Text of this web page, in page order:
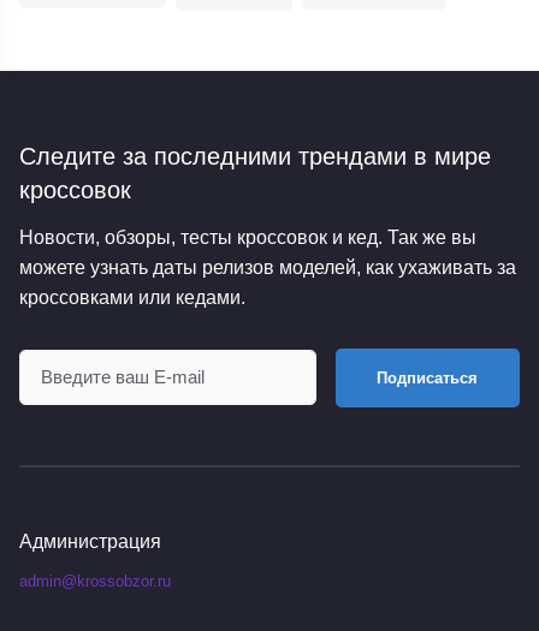
Следите за последними трендами в мире
кроссовок
Новости, обзоры, тесты кроссовок и кед. Так же вы
можете узнать даты релизов моделей, как ухаживать за
кроссовками или кедами.
Подписаться
Администрация
admin@krossobzor.ru